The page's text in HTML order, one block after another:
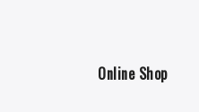
Online Shop